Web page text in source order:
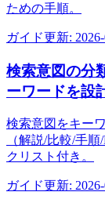
ための手順。
ガイド更新:
検索意図の分
ーワードを設
検索意図をキー
（解説/比較/手
クリスト付き。
ガイド更新: